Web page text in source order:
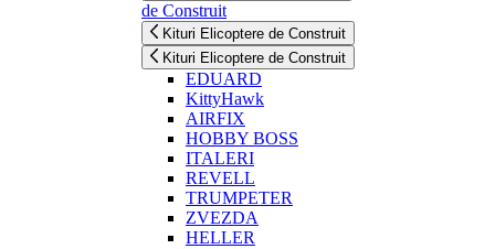
de Construit
Kituri Elicoptere de Construit
Kituri Elicoptere de Construit
EDUARD
KittyHawk
AIRFIX
HOBBY BOSS
ITALERI
REVELL
TRUMPETER
ZVEZDA
HELLER